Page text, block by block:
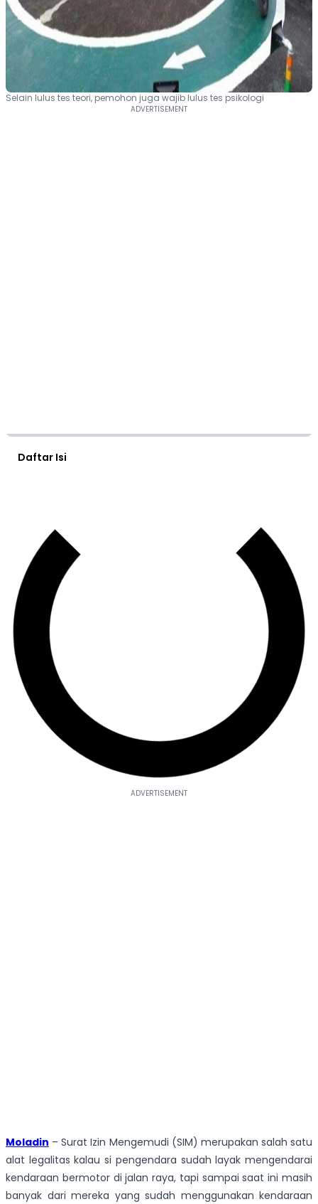
Selain lulus tes teori, pemohon juga wajib lulus tes psikologi
Daftar Isi
Moladin – Surat Izin Mengemudi (SIM) merupakan salah satu
alat legalitas kalau si pengendara sudah layak mengendarai
kendaraan bermotor di jalan raya, tapi sampai saat ini masih
banyak dari mereka yang sudah menggunakan kendaraan